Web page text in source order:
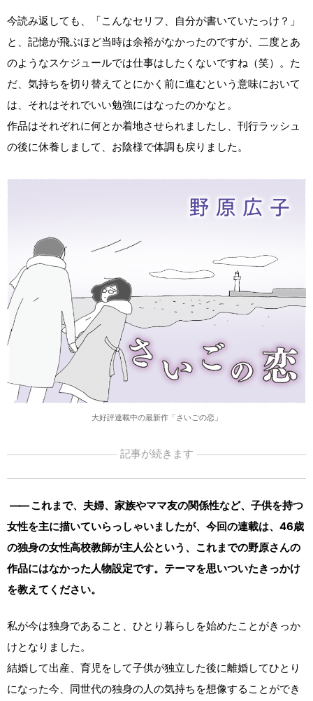
今読み返しても、「こんなセリフ、自分が書いていたっけ？」
と、記憶が飛ぶほど当時は余裕がなかったのですが、二度とあ
のようなスケジュールでは仕事はしたくないですね（笑）。た
だ、気持ちを切り替えてとにかく前に進むという意味において
は、それはそれでいい勉強にはなったのかなと。
作品はそれぞれに何とか着地させられましたし、刊行ラッシュ
の後に休養しまして、お陰様で体調も戻りました。
大好評連載中の最新作「さいごの恋」
記事が続きます
―― これまで、夫婦、家族やママ友の関係性など、子供を持つ
女性を主に描いていらっしゃいましたが、今回の連載は、46歳
の独身の女性高校教師が主人公という、これまでの野原さんの
作品にはなかった人物設定です。テーマを思いついたきっかけ
を教えてください。
私が今は独身であること、ひとり暮らしを始めたことがきっか
けとなりました。
結婚して出産、育児をして子供が独立した後に離婚してひとり
になった今、同世代の独身の人の気持ちを想像することができ